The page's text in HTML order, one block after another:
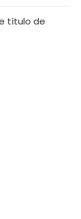
título de